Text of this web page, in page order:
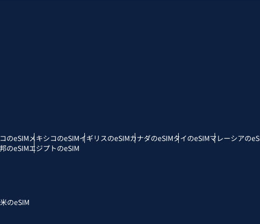
のeSIMメキシコのeSIMイギリスのeSIMカナダのeSIMタイのeSIMマレーシアの
のeSIMエジプトのeSIM
のeSIM
Português
- スイス・フラン